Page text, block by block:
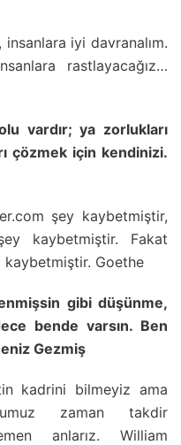
iyi davranalım.
rastlayacağız…
vardır; ya zorlukları
çözmek için kendinizi.
şey kaybetmiştir,
kaybetmiştir. Fakat
Goethe
gibi düşünme,
bende varsın. Ben
Gezmiş
kadrini bilmeyiz ama
zaman takdir
anlarız. William